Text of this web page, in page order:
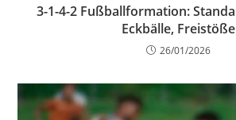
3-1-4-2 Fußballformation:
Eckbälle, Freistöße
26/01/2026